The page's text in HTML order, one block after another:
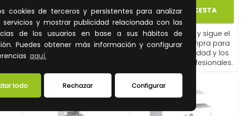
cookies de terceros y persistentes para analizar
servicios y mostrar publicidad relacionada con las
de los usuarios en base a sus hábitos de
Puedes obtener más información y configurar
aquí.
Configurar
Rechazar
todo
el
los
AÑADIR A LA CESTA
Añade al carrito y sigue el
proceso de compra para
ver la disponibilidad y los
precios para profesionales.
AÑADIR A LA CESTA
Añade al carrito y sigue el
proceso de compra para
ver la disponibilidad y los
precios para profesionales.